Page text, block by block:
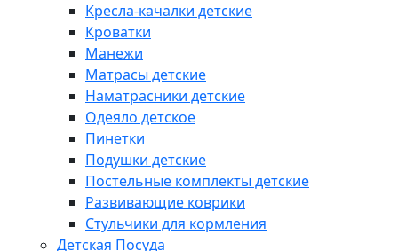
Кресла-качалки детские
Кроватки
Манежи
Матрасы детские
Наматрасники детские
Одеяло детское
Пинетки
Подушки детские
Постельные комплекты детские
Развивающие коврики
Стульчики для кормления
Детская Посуда